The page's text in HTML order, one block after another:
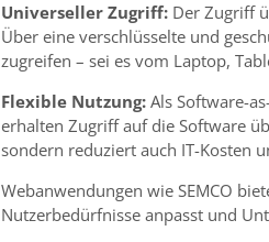
Universeller Zugriff: Der Zugriff
Über eine verschlüsselte und
zugreifen – sei es vom Laptop,
Flexible Nutzung: Als Software-
erhalten Zugriff auf die Software
sondern reduziert auch IT-Kosten
Webanwendungen wie SEMCO
Nutzerbedürfnisse anpasst und